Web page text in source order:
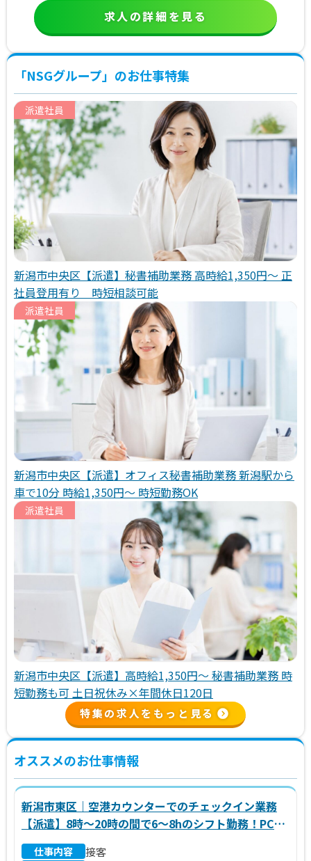
求人の詳細を見る
「NSGグループ」のお仕事特集
派遣社員
新潟市中央区【派遣】秘書補助業務 高時給1,350円～ 正
社員登用有り 時短相談可能
派遣社員
新潟市中央区【派遣】オフィス秘書補助業務 新潟駅から
車で10分 時給1,350円～ 時短勤務OK
派遣社員
新潟市中央区【派遣】高時給1,350円～ 秘書補助業務 時
短勤務も可 土日祝休み×年間休日120日
特集の求人をもっと見る
オススメのお仕事情報
新潟市東区｜空港カウンターでのチェックイン業務
【派遣】8時～20時の間で6～8hのシフト勤務！PCの
入力ができればOK！週4～5日のシフト勤務です
仕事内容 接客